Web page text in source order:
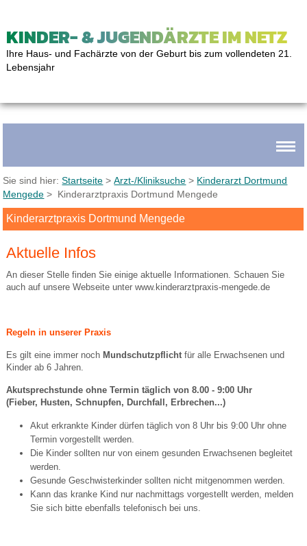
KINDER- & JUGENDÄRZTE IM NETZ
Ihre Haus- und Fachärzte von der Geburt bis zum vollendeten 21.
Lebensjahr
Sie sind hier:Startseite >Arzt-/Kliniksuche > Kinderarzt Dortmund
Mengede > Kinderarztpraxis Dortmund Mengede
Kinderarztpraxis Dortmund Mengede
Aktuelle Infos
An dieser Stelle finden Sie einige aktuelle Informationen. Schauen Sie
auch auf unsere Webseite unter www.kinderarztpraxis-mengede.de
Regeln in unserer Praxis
Es gilt eine immer noch Mundschutzpflichtfür alle Erwachsenen und
Kinder ab 6 Jahren.
Akutsprechstunde ohne Termin täglich von 8.00 - 9:00 Uhr
(Fieber, Husten, Schnupfen, Durchfall, Erbrechen...)
Akut erkrankte Kinder dürfen täglich von 8 Uhr bis 9:00 Uhr ohne
Termin vorgestellt werden.
Die Kinder sollten nur von einem gesunden Erwachsenen begleitet
werden.
Gesunde Geschwisterkinder sollten nicht mitgenommen werden.
Kann das kranke Kind nur nachmittags vorgestellt werden, melden
Sie sich bitte ebenfalls telefonisch bei uns.